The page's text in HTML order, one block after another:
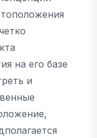
на его базе
и